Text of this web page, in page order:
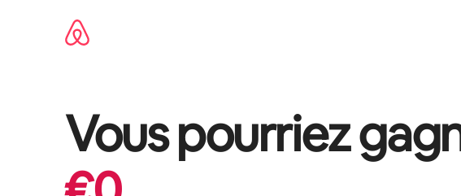
Vous pourriez